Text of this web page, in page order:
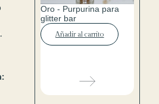
Oro - Purpurina para
glitter bar
Añadir al carrito